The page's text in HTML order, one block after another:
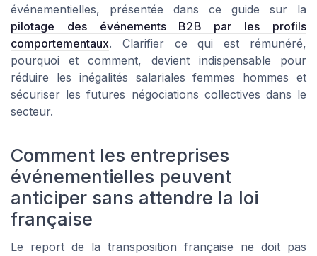
événementielles, présentée dans ce guide sur la
pilotage des événements B2B par les profils
comportementaux. Clarifier ce qui est rémunéré,
pourquoi et comment, devient indispensable pour
réduire les inégalités salariales femmes hommes et
sécuriser les futures négociations collectives dans le
secteur.
Comment les entreprises
événementielles peuvent
anticiper sans attendre la loi
française
Le report de la transposition française ne doit pas